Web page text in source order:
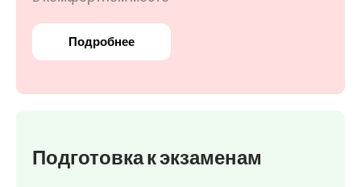
Подробнее
Подготовка к экзаменам